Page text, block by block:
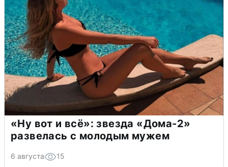
«Ну вот и всё»: звезда «Дома-2»
развелась с молодым мужем
6 августа 15